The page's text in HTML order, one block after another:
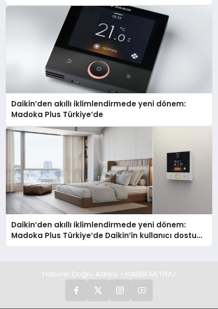
Daikin’den akıllı iklimlendirmede yeni dönem:
Madoka Plus Türkiye’de
Daikin’den akıllı iklimlendirmede yeni dönem:
Madoka Plus Türkiye’de Daikin’in kullanıcı dostu
tasarımıyla öne çıkan Madoka ailesinin yeni nesil
Tam dokunmatik ekranı, mobil uygulama desteği
ve akıllı sensör entegrasyonu sayesinde
Haberin Doğru Adresi - HABER METRAJ